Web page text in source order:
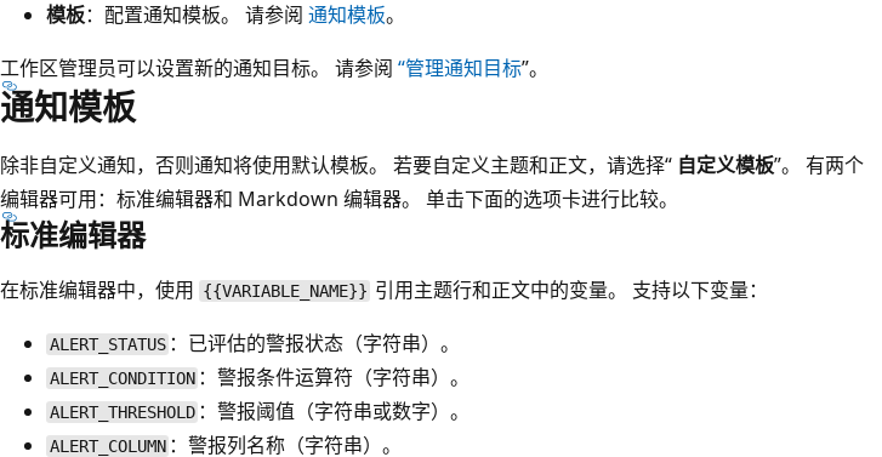
模板：配置通知模板。 请参阅 通知模板。
工作区管理员可以设置新的通知目标。 请参阅 “管理通知目标”。
通知模板
除非自定义通知，否则通知将使用默认模板。 若要自定义主题和正文，请选择“ 自定义模板”。 有两个
编辑器可用：标准编辑器和 Markdown 编辑器。 单击下面的选项卡进行比较。
标准编辑器
在标准编辑器中，使用 {{VARIABLE_NAME}} 引用主题行和正文中的变量。 支持以下变量：
ALERT_STATUS ：已评估的警报状态（字符串）。
ALERT_CONDITION ：警报条件运算符（字符串）。
ALERT_THRESHOLD ：警报阈值（字符串或数字）。
ALERT_COLUMN ：警报列名称（字符串）。